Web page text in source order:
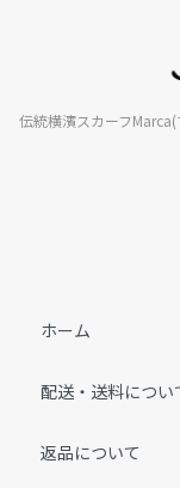
伝統横濱スカーフ
ホーム
配送・送料につい
返品について